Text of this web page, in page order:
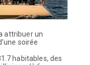
attribuer un
soirée
habitables, des